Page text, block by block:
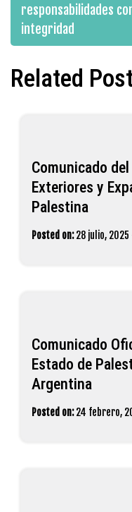
responsabilidades
integridad
Related Post
Comunicado
Exteriores y
Palestina
Posted on: 28 julio, 2025
Comunicado
Estado de
Argentina
Posted on: 24 febrero,